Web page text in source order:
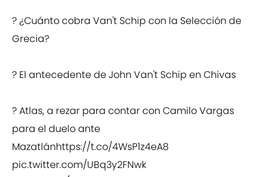
? ¿Cuánto cobra Van't Schip con la Selección de
Grecia?
? El antecedente de John Van't Schip en Chivas
? Atlas, a rezar para contar con Camilo Vargas
para el duelo ante
Mazatlánhttps://t.co/4WsP1z4eA8
pic.twitter.com/UBq3y2FNwk